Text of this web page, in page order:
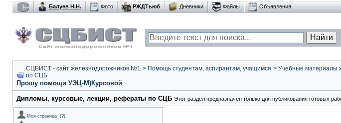
Балуев Н.Н. Фото РЖДТьюб Дневники Файлы Объявления
СЦБИСТ - сайт железнодорожников №1 > Помощь студентам, аспирантам, учащимся > Учебные материалы
по СЦБ
Прошу помощи УЭЦ-М)Курсовой
Дипломы, курсовые, лекции, рефераты по СЦБ Этот раздел предназначен только для публикования готовых
Моя страница (?)